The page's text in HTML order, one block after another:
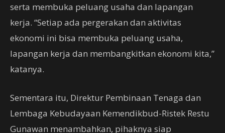
serta membuka peluang usaha dan lapangan
kerja. “Setiap ada pergerakan dan aktivitas
ekonomi ini bisa membuka peluang usaha,
lapangan kerja dan membangkitkan ekonomi kita,”
katanya.
Sementara itu, Direktur Pembinaan Tenaga dan
Lembaga Kebudayaan Kemendikbud-Ristek Restu
Gunawan menambahkan, pihaknya siap